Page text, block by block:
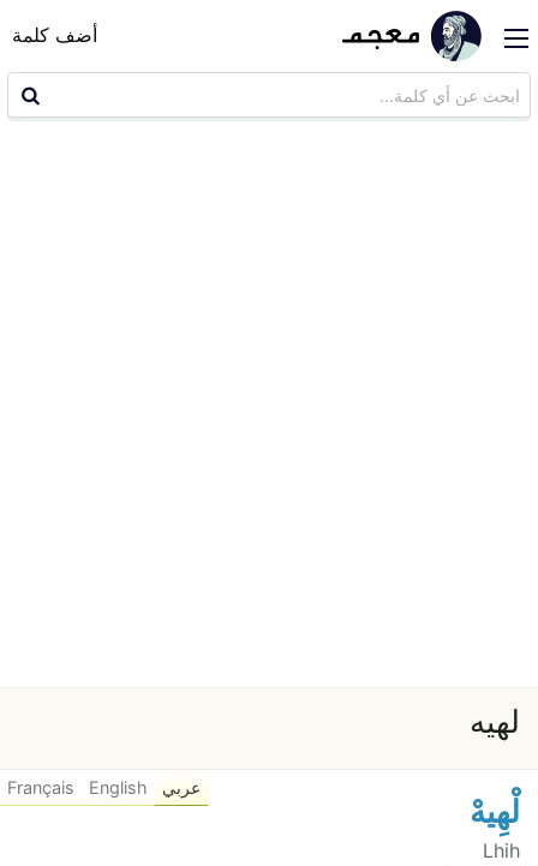
أضف كلمة
لهيه
لْهِيهْ
Lhih
عربي English
Français